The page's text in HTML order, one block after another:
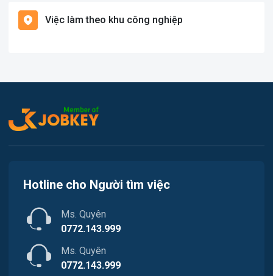
Văn Phòng
Lao Động Phổ Thông
Nhà hàng / Khách sạn
Nhân sự
Việc làm Cát Hải
Việc làm Tiên Lãng
Việc làm Hòa Bình
Việc làm Nam Triệu
Việc làm Bạch Đằng
Việc làm theo khu công nghiệp
Hotline cho Người tìm việc
Ms. Quyên
0772.143.999
Ms. Quyên
0772.143.999